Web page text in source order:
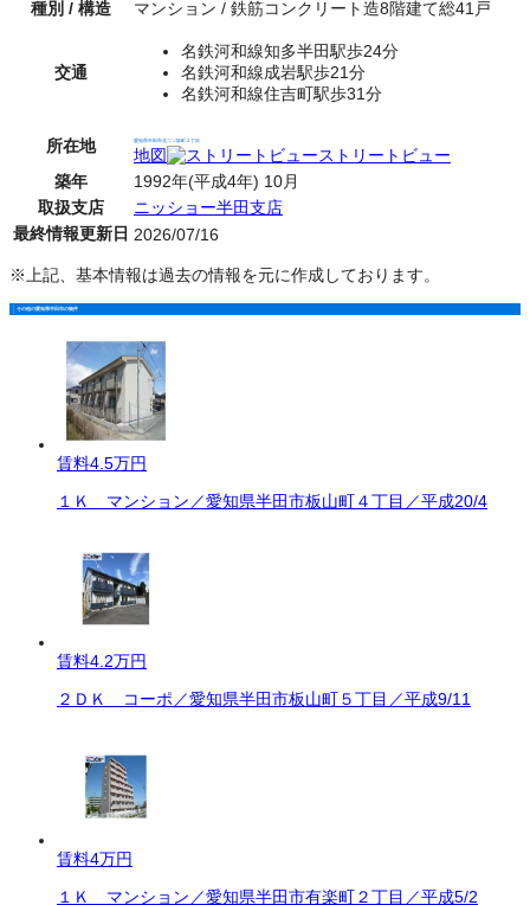
種別 / 構造 マンション / 鉄筋コンクリート造8階建て総41戸
交通
名鉄河和線知多半田駅歩24分
名鉄河和線成岩駅歩21分
名鉄河和線住吉町駅歩31分
所在地 愛知県半田市北二ツ坂町２丁目
地図
ストリートビュー
築年
1992年(平成4年) 10月
取扱支店
ニッショー半田支店
最終情報更新日 2026/07/16
※上記、基本情報は過去の情報を元に作成しております。
その他の愛知県半田市の物件
賃料4.5万円
１Ｋ マンション／愛知県半田市板山町４丁目／平成20/4
賃料4.2万円
２ＤＫ コーポ／愛知県半田市板山町５丁目／平成9/11
賃料4万円
１Ｋ マンション／愛知県半田市有楽町２丁目／平成5/2